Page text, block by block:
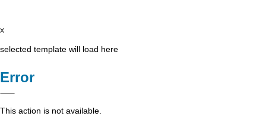
x
selected template will load here
Error
This action is not available.